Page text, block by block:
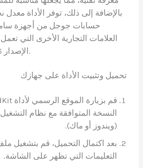
بالإضافة إلى ذلك، توفر الأداة
حسابات جوجل من أجهزة
العلامات التجارية الأخرى التي
الإصدار 6 وحتى الإصدار 15.
تحميل وتثبيت الأداة على جهازك
النسخة المتوافقة مع نظام
(ويندوز أو ماك).
بعد اكتمال التحميل، قم بتشغيل
التعليمات التي تظهر على الشاشة.